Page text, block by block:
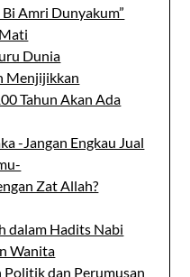
Amri Dunyakum”
Dunia
Menjijikkan
Tahun Akan Ada
-Jangan Engkau Jual
Zat Allah?
dalam Hadits Nabi
Wanita
Politik dan Perumusan